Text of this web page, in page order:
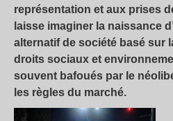
représentation et aux prises
laisse imaginer la naissance
alternatif de société basé sur
droits sociaux et
souvent bafoués par le
les règles du marché.